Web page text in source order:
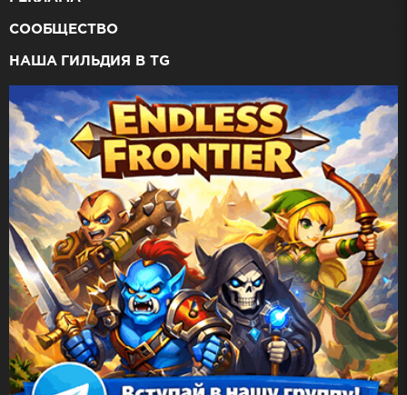
СООБЩЕСТВО
НАША ГИЛЬДИЯ В TG